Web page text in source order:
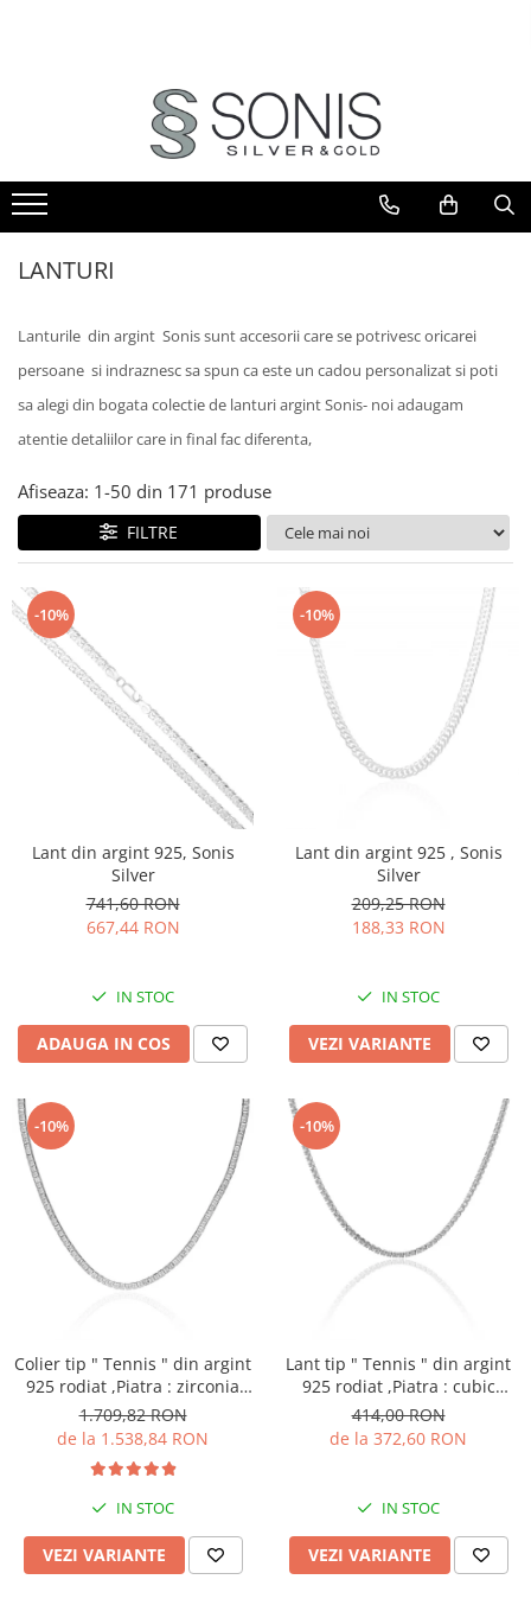
CEASURI
LANTURI
LANTURI CU PANDANTIV
BRATARI TIP ROZARIU
PANDANTIVE
PANDANTIVE TIP CRUCE
TALISMANE
BIJUTERII PENTRU COPII
INELE
PIERCING
SETURI BIJUTERII
ACE DE CRAVATA
BRATARI PENTRU PICIOR
PANDANTIVE TIP CRUCE
CERCEI
LANTURI
Lanturi pentru EA
BRATARI
Bratari pentru EA
Bratari pentru EL
BIJUTERII PENTRU COPII
INELE
BUTONI
BRATARA TIP ROZARIU
LANTURI TIP ROZARIU
ICOANE ORTODOXE
ICOANE CATOLICE
CRUCIFIXE
LANTURI
Lanturile din argint Sonis sunt accesorii care se potrivesc oricarei
persoane si indraznesc sa spun ca este un cadou personalizat si poti
sa alegi din bogata colectie de lanturi argint Sonis- noi adaugam
atentie detaliilor care in final fac diferenta,
Afiseaza: 1-50 din 171 produse
FILTRE
-10%
Lant din argint 925, Sonis
Silver
741,60 RON
667,44 RON
IN STOC
ADAUGA IN COS
-10%
Lant din argint 925 , Sonis
Silver
209,25 RON
188,33 RON
IN STOC
VEZI VARIANTE
-10%
Colier tip " Tennis " din argint
925 rodiat ,Piatra : zirconia
fatetata ,Culoare :
transparenta ,
1.709,82 RON
de la 1.538,84 RON
IN STOC
VEZI VARIANTE
-10%
Lant tip " Tennis " din argint
925 rodiat ,Piatra : cubic
zirconia , Culoare :
transparenta , Sonis Silver
414,00 RON
de la 372,60 RON
IN STOC
VEZI VARIANTE